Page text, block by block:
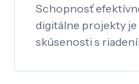
Schopnosť
digitálne projekty je
skúsenosti s